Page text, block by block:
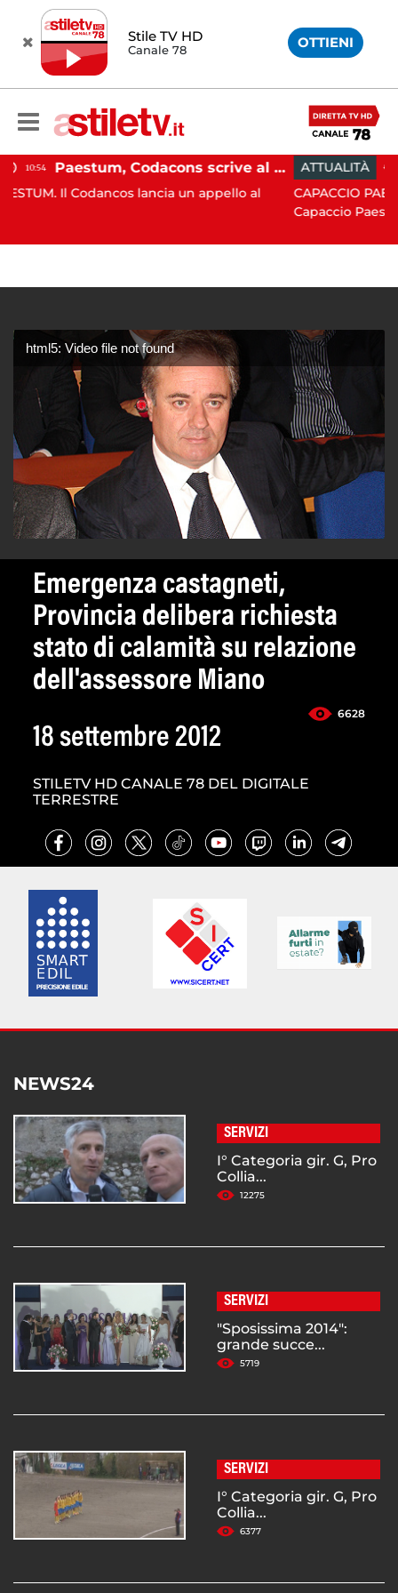
Stile TV HD
Canale 78 OTTIENI
Paestum, Codacons scrive al ministro Giuli: "Rilanciare scavi dell'Anfiteatro nell'area archeologica"
lancia un appello al
ATTUALITÀ 15:05
CAPACCIO PAESTUM. Incisiva
html5: Video file not found
Emergenza castagneti,
Provincia delibera richiesta
stato di calamità su relazione
dell'assessore Miano
6628
18 settembre 2012
STILETV HD CANALE 78 DEL DIGITALE
TERRESTRE
NEWS24
SERVIZI
I° Categoria gir. G, Pro
Collia...
12275
SERVIZI
"Sposissima 2014":
grande succe...
5719
SERVIZI
I° Categoria gir. G, Pro
Collia...
6377